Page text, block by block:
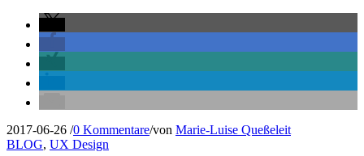
2017-06-26 /0 Kommentare/von Marie-Luise Queßeleit
BLOG, UX Design